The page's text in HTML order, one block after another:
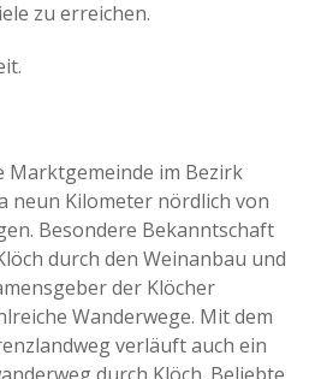
zu erreichen.
Marktgemeinde im Bezirk
neun Kilometer nördlich von
Besondere Bekanntschaft
durch den Weinanbau und
der Klöcher
Wanderwege. Mit dem
verläuft auch ein